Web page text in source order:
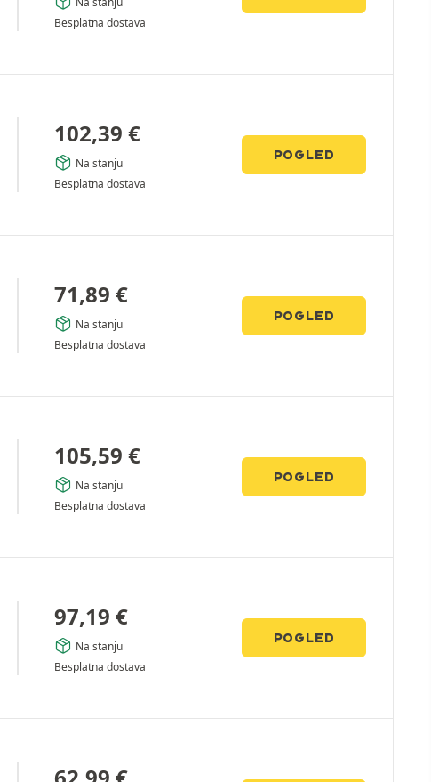
Besplatna dostava
102,39 €
Na stanju
Besplatna dostava
POGLED
71,89 €
Na stanju
Besplatna dostava
POGLED
105,59 €
Na stanju
Besplatna dostava
POGLED
97,19 €
Na stanju
Besplatna dostava
POGLED